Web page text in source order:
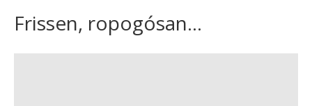
Frissen, ropogósan...